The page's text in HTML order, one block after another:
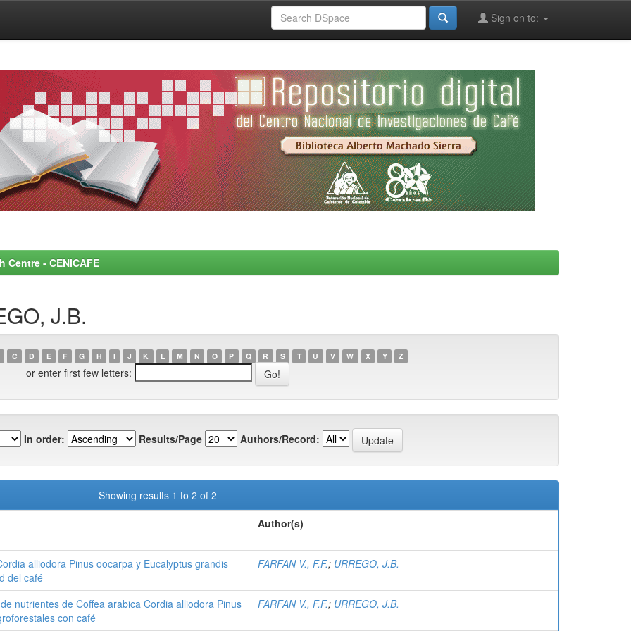
Sign on to:
- CENICAFE
J.B.
C D E F G H I J K L M N O P Q R S T U V W X Y Z
or enter first few letters:
In order: Results/Page Authors/Record:
Showing results 1 to 2 of 2
Author(s)
alliodora Pinus oocarpa y Eucalyptus grandis
del café
FARFAN V., F.F.; URREGO, J.B.
nutrientes de Coffea arabica Cordia alliodora Pinus
con café
FARFAN V., F.F.; URREGO, J.B.